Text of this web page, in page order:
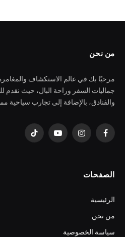
من نحن
مرحبًا بك في عالم الاستكشاف
جماليات السفر وراحة البال، حيث
والفنادق، بالإضافة إلى تجارب سياحية
فيسبوكالانستغراميوتيوب تيكتوك
الصفحات
الرئيسية
من نحن
سياسة الخصوصية